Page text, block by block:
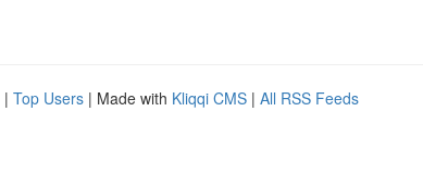
| Top Users | Made with Kliqqi CMS | All RSS Feeds